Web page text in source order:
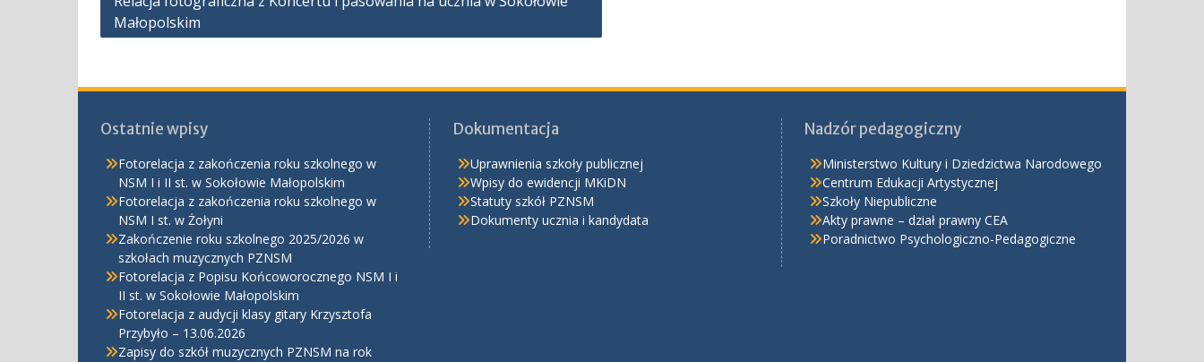
wpisu
Małopolskim
Ostatnie wpisy
Fotorelacja z zakończenia roku szkolnego w
NSM I i II st. w Sokołowie Małopolskim
Fotorelacja z zakończenia roku szkolnego w
NSM I st. w Żołyni
Zakończenie roku szkolnego 2025/2026 w
szkołach muzycznych PZNSM
Fotorelacja z Popisu Końcoworocznego NSM I i
II st. w Sokołowie Małopolskim
Fotorelacja z audycji klasy gitary Krzysztofa
Przybyło – 13.06.2026
Zapisy do szkół muzycznych PZNSM na rok
Dokumentacja
Uprawnienia szkoły publicznej
Wpisy do ewidencji MKiDN
Statuty szkół PZNSM
Dokumenty ucznia i kandydata
Nadzór pedagogiczny
Ministerstwo Kultury i Dziedzictwa Narodowego
Centrum Edukacji Artystycznej
Szkoły Niepubliczne
Akty prawne – dział prawny CEA
Poradnictwo Psychologiczno-Pedagogiczne